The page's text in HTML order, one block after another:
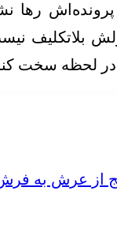
پرونده‌اش رها
بلاتکلیف
در لحظه سخت
از عرش به